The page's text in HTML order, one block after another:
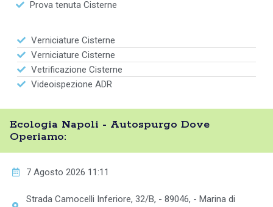
Prova tenuta Cisterne
Verniciature Cisterne
Verniciature Cisterne
Vetrificazione Cisterne
Videoispezione ADR
Ecologia Napoli - Autospurgo Dove
Operiamo:
7 Agosto 2026 11:11
Strada Camocelli Inferiore, 32/B, - 89046, - Marina di